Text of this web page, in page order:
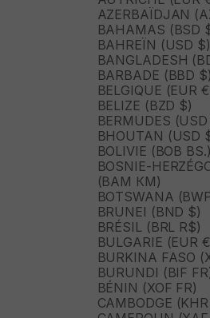
AZERBAÏDJAN
BAHAMAS (BSD
BAHREÏN (USD $)
BANGLADESH
BARBADE (BBD $)
BELGIQUE (EUR
BELIZE (BZD $)
BERMUDES
BHOUTAN (USD
BOLIVIE (BOB BS.)
BOSNIE-
(BAM КМ)
BOTSWANA
BRUNEI (BND $)
BRÉSIL (BRL R$)
BULGARIE (EUR
BURKINA FASO
BURUNDI (BIF
BÉNIN (XOF FR)
CAMBODGE (KHR